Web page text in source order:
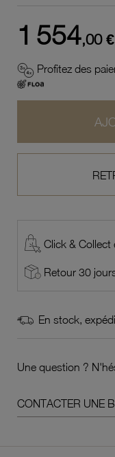
1 554,00 €
Profitez des
Click & Collect
Retour 30
En stock,
Une question ?
CONTACTER UNE